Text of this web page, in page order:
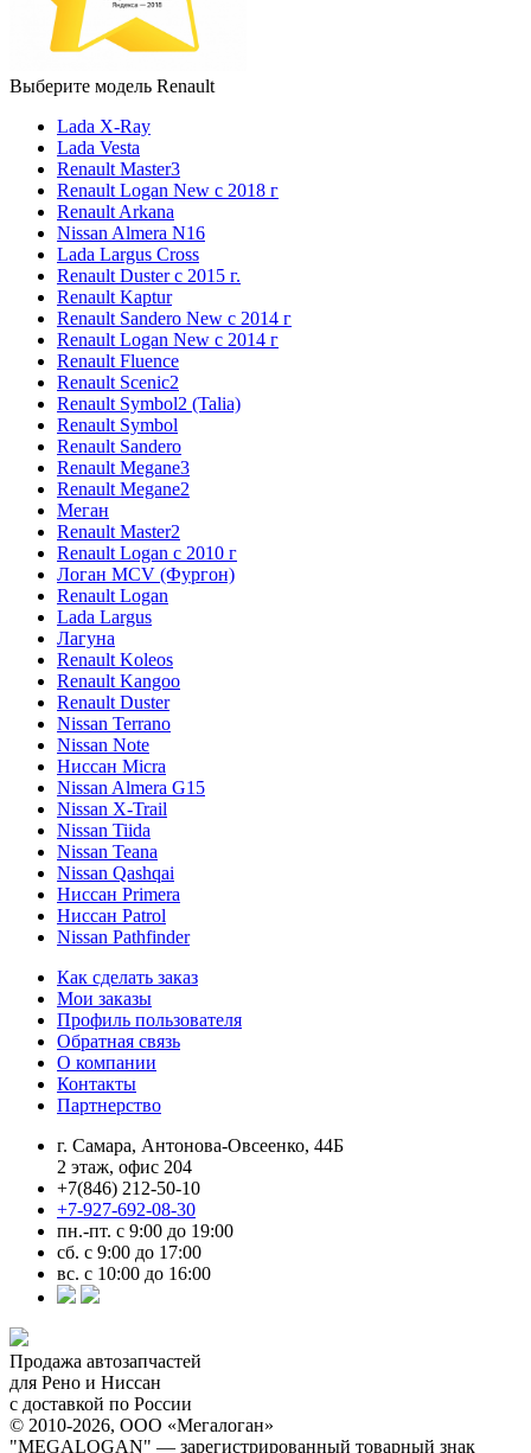
Выберите модель Renault
Lada X-Ray
Lada Vesta
Renault Master3
Renault Logan New с 2018 г
Renault Arkana
Nissan Almera N16
Lada Largus Cross
Renault Duster с 2015 г.
Renault Kaptur
Renault Sandero New с 2014 г
Renault Logan New с 2014 г
Renault Fluence
Renault Scenic2
Renault Symbol2 (Talia)
Renault Symbol
Renault Sandero
Renault Megane3
Renault Megane2
Меган
Renault Master2
Renault Logan c 2010 г
Логан МСV (Фургон)
Renault Logan
Lada Largus
Лагуна
Renault Koleos
Renault Kangoo
Renault Duster
Nissan Terrano
Nissan Note
Ниссан Micra
Nissan Almera G15
Nissan X-Trail
Nissan Tiida
Nissan Teana
Nissan Qashqai
Ниссан Primera
Ниссан Patrol
Nissan Pathfinder
Как сделать заказ
Мои заказы
Профиль пользователя
Обратная связь
О компании
Контакты
Партнерство
г. Самара, Антонова-Овсеенко, 44Б
2 этаж, офис 204
+7(846) 212-50-10
+7-927-692-08-30
пн.-пт. с 9:00 до 19:00
сб. с 9:00 до 17:00
вс. с 10:00 до 16:00
Продажа автозапчастей
для Рено и Ниссан
с доставкой по России
© 2010-2026, ООО «Мегалоган»
"MEGALOGAN" — зарегистрированный товарный знак